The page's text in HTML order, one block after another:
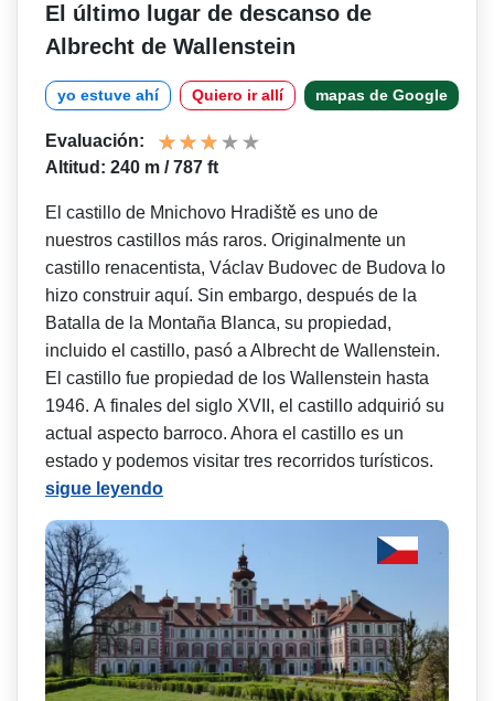
El último lugar de descanso de
Albrecht de Wallenstein
yo estuve ahí Quiero ir allí mapas de Google
Evaluación:
Altitud: 240 m / 787 ft
El castillo de Mnichovo Hradiště es uno de
nuestros castillos más raros. Originalmente un
castillo renacentista, Václav Budovec de Budova lo
hizo construir aquí. Sin embargo, después de la
Batalla de la Montaña Blanca, su propiedad,
incluido el castillo, pasó a Albrecht de Wallenstein.
El castillo fue propiedad de los Wallenstein hasta
1946. A finales del siglo XVII, el castillo adquirió su
actual aspecto barroco. Ahora el castillo es un
estado y podemos visitar tres recorridos turísticos.
sigue leyendo